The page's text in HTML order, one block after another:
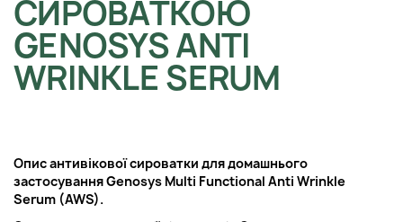
СИРОВАТКОЮ
GENOSYS ANTI
WRINKLE SERUM
Опис антивікової сироватки для домашнього
застосуванняGenosys Multi Functional Anti Wrinkle
Serum (AWS).